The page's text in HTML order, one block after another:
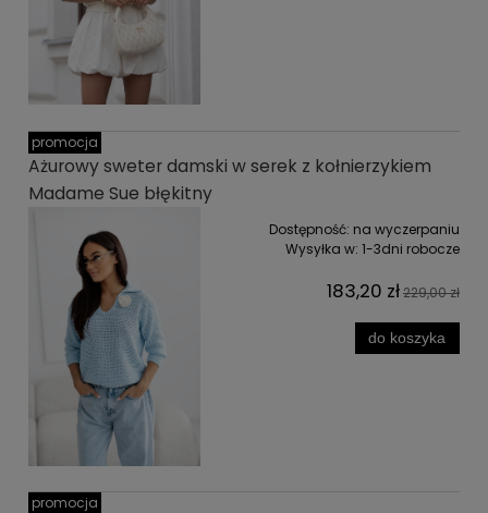
Ażurowy sweter damski w serek z kołnierzykiem
Madame Sue błękitny
Dostępność: na wyczerpaniu
Wysyłka w: 1-3dni robocze
183,20 zł229,00 zł
do koszyka
promocja
promocja